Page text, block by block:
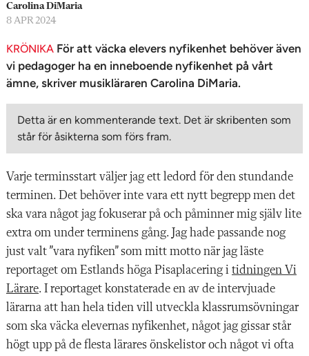
Carolina DiMaria
8 APR 2024
KRÖNIKA För att väcka elevers nyfikenhet behöver även
vi pedagoger ha en inneboende nyfikenhet på vårt
ämne, skriver musikläraren Carolina DiMaria.
Detta är en kommenterande text. Det är skribenten som
står för åsikterna som förs fram.
Varje terminsstart väljer jag ett ledord för den stundande
terminen. Det behöver inte vara ett nytt begrepp men det
ska vara något jag fokuserar på och påminner mig själv lite
extra om under terminens gång. Jag hade passande nog
just valt ”vara nyfiken” som mitt motto när jag läste
reportaget om Estlands höga Pisaplacering i tidningen Vi
Lärare. I reportaget konstaterade en av de intervjuade
lärarna att han hela tiden vill utveckla klassrumsövningar
som ska väcka elevernas nyfikenhet, något jag gissar står
högt upp på de flesta lärares önskelistor och något vi ofta